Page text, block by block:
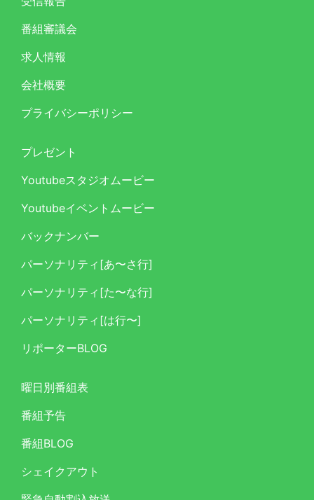
番組審議会
求人情報
会社概要
プライバシーポリシー
プレゼント
Youtubeスタジオムービー
Youtubeイベントムービー
バックナンバー
パーソナリティ[あ〜さ行]
パーソナリティ[た〜な行]
パーソナリティ[は行〜]
リポーターBLOG
曜日別番組表
番組予告
番組BLOG
シェイクアウト